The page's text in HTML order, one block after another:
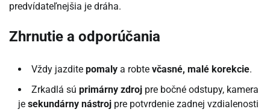
predvídateľnejšia je dráha.
Zhrnutie a odporúčania
Vždy jazdite pomaly a robte včasné, malé korekcie.
Zrkadlá sú primárny zdroj pre bočné odstupy, kamera
je sekundárny nástroj pre potvrdenie zadnej vzdialenosti